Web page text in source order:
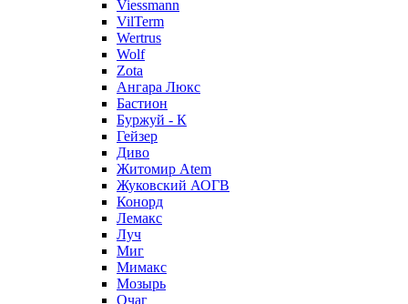
Viessmann
VilTerm
Wertrus
Wolf
Zota
Ангара Люкс
Бастион
Буржуй - К
Гейзер
Диво
Житомир Аtem
Жуковский АОГВ
Конорд
Лемакс
Луч
Миг
Мимакс
Мозырь
Очаг